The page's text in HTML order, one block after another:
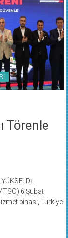
Törenle
6 Şubat
binası, Türkiye